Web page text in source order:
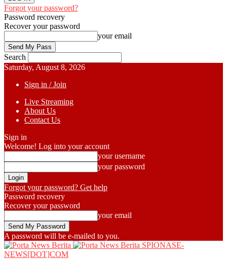
Forgot your password?
Password recovery
Recover your password
your email
Search
Saturday, August 8, 2026
Sign in / Join
Live Streaming
About Us
Contact Us
Sign in
Welcome! Log into your account
your username
your password
Forgot your password? Get help
Password recovery
Recover your password
your email
A password will be e-mailed to you.
SPIONASE-
NEWS[DOT]COM